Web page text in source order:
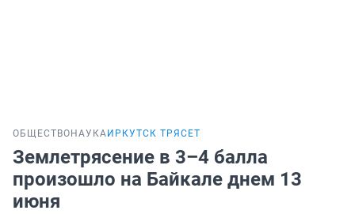
ОБЩЕСТВО НАУКА ИРКУТСК ТРЯСЕТ
Землетрясение в 3–4 балла
произошло на Байкале днем 13
июня